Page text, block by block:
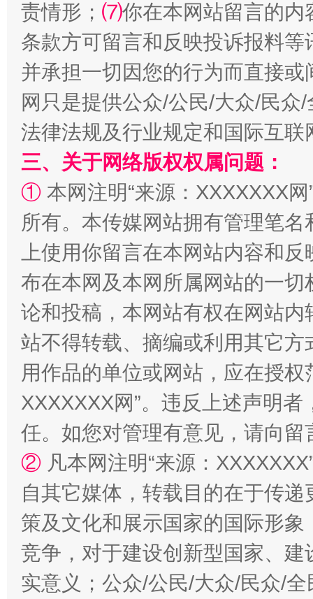
全民健身五年计划来了！等你上场
阿坝州三大球赛在茂县开幕 规模
国家大学科技园优化重塑工作
责情形； ⑺你在本网站留言的内
条款方可留言和反映投诉报料
并承担一切因您的行为而直接
网只是提供公众/公民/大众/民
法律法规及行业规定和国际互
三、关于网络版权权属问题：
① 本网注明“来源：XXXXXXX
所有。本传媒网站拥有管理笔
上使用你留言在本网站内容和
布在本网及本网所属网站的一
论和投稿，本网站有权在网站
站不得转载、摘编或利用其它
用作品的单位或网站，应在授
XXXXXXX网”。违反上述声明
任。如您对管理有意见，请向
② 凡本网注明“来源：
自其它媒体，转载目的在于传
策及文化和展示国家的国际形
竞争，对于建设创新型国家、
实意义；公众/公民/大众/民众/